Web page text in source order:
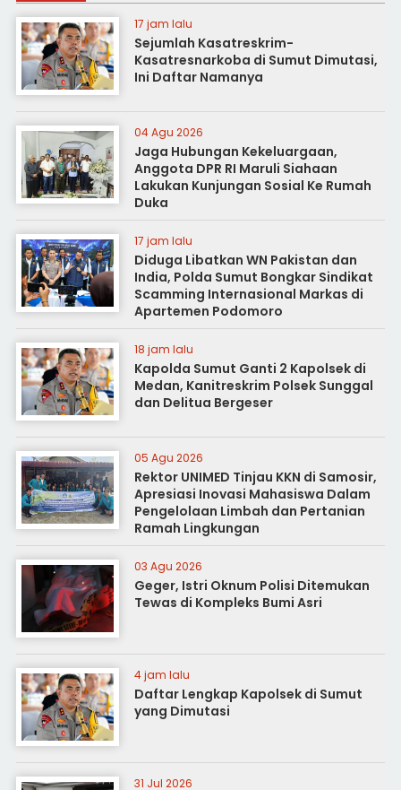
17 jam lalu
Sejumlah Kasatreskrim-
Kasatresnarkoba di Sumut Dimutasi,
Ini Daftar Namanya
04 Agu 2026
Jaga Hubungan Kekeluargaan,
Anggota DPR RI Maruli Siahaan
Lakukan Kunjungan Sosial Ke Rumah
Duka
17 jam lalu
Diduga Libatkan WN Pakistan dan
India, Polda Sumut Bongkar Sindikat
Scamming Internasional Markas di
Apartemen Podomoro
18 jam lalu
Kapolda Sumut Ganti 2 Kapolsek di
Medan, Kanitreskrim Polsek Sunggal
dan Delitua Bergeser
05 Agu 2026
Rektor UNIMED Tinjau KKN di Samosir,
Apresiasi Inovasi Mahasiswa Dalam
Pengelolaan Limbah dan Pertanian
Ramah Lingkungan
03 Agu 2026
Geger, Istri Oknum Polisi Ditemukan
Tewas di Kompleks Bumi Asri
4 jam lalu
Daftar Lengkap Kapolsek di Sumut
yang Dimutasi
31 Jul 2026